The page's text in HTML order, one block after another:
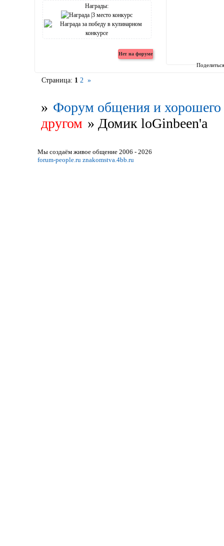
Награды:
Страница: 1 2 »
» Форум общения и хорошего
другом » Домик loGinbeen'a
Мы создаём живое общение 2006 - 2026
forum-people.ru znakomstva.4bb.ru